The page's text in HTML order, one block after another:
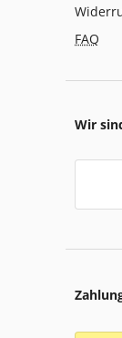
FAQ
Wir